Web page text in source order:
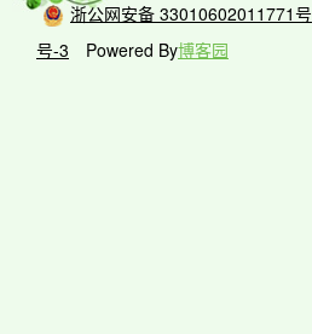
浙公网安备 33010602011771号
号-3
Powered By博客园